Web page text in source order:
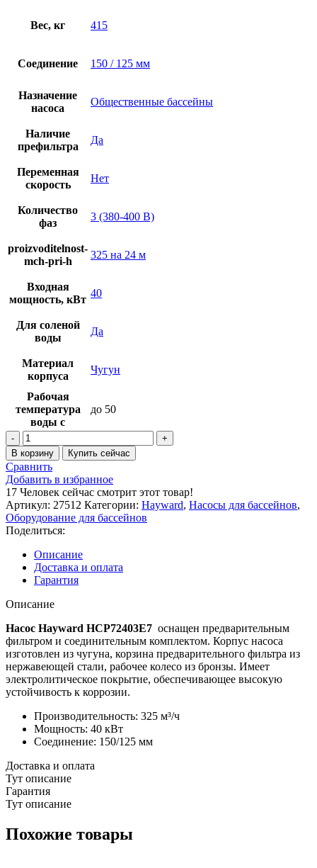
Вес, кг 415
Соединение 150 / 125 мм
Назначение
насоса
Общественные бассейны
Наличие
префильтра
Да
Переменная
скорость
Нет
Количество
фаз
3 (380-400 В)
proizvoditelnost-
mch-pri-h
325 на 24 м
Входная
мощность, кВт
40
Для соленой
воды
Да
Материал
корпуса
Чугун
Рабочая
температура
воды с
до 50
Количество
товара
Насос
Hayward
HCP72403E7
(380V,
пф,
325m3/h*24m,
40HP,
IE3)
кор.
чугункрыл.
бронза,
фл.
В корзину Купить сейчас
Сравнить
Добавить в избранное
17 Человек сейчас смотрит этот товар!
Артикул: 27512 Категории: Hayward, Насосы для бассейнов,
Оборудование для бассейнов
Поделиться:
Описание
Доставка и оплата
Гарантия
Описание
Насос Hayward HCP72403E7 оснащен предварительным
фильтром и соединительным комплектом. Корпус насоса
изготовлен из чугуна, корзина предварительного фильтра из
нержавеющей стали, рабочее колесо из бронзы. Имеет
электролитическое покрытие, обеспечивающее высокую
устойчивость к коррозии.
Производительность: 325 м³/ч
Мощность: 40 кВт
Соединение: 150/125 мм
Доставка и оплата
Тут описание
Гарантия
Тут описание
Похожие товары